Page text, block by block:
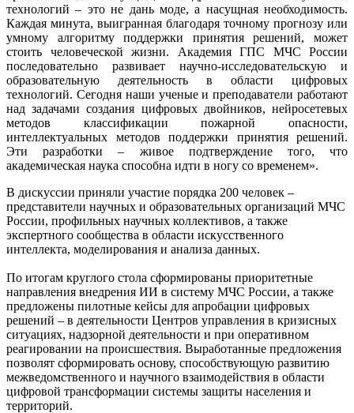
технологий – это не дань моде, а насущная необходимость.
Каждая минута, выигранная благодаря точному прогнозу или
умному алгоритму поддержки принятия решений, может
стоить человеческой жизни. Академия ГПС МЧС России
последовательно развивает научно-исследовательскую и
образовательную деятельность в области цифровых
технологий. Сегодня наши ученые и преподаватели работают
над задачами создания цифровых двойников, нейросетевых
методов классификации пожарной опасности,
интеллектуальных методов поддержки принятия решений.
Эти разработки – живое подтверждение того, что
академическая наука способна идти в ногу со временем».
В дискуссии приняли участие порядка 200 человек –
представители научных и образовательных организаций МЧС
России, профильных научных коллективов, а также
экспертного сообщества в области искусственного
интеллекта, моделирования и анализа данных.
По итогам круглого стола сформированы приоритетные
направления внедрения ИИ в систему МЧС России, а также
предложены пилотные кейсы для апробации цифровых
решений – в деятельности Центров управления в кризисных
ситуациях, надзорной деятельности и при оперативном
реагировании на происшествия. Выработанные предложения
позволят сформировать основу, способствующую развитию
межведомственного и научного взаимодействия в области
цифровой трансформации системы защиты населения и
территорий.